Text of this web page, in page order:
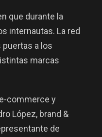
que durante la
internautas. La red
puertas a los
marcas
commerce y
López, brand &
de